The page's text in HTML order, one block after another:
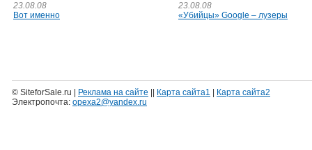
23.08.08
Вот именно
23.08.08
«Убийцы» Google – лузеры
© SiteforSale.ru | Реклама на сайте Карта сайта1
Карта сайта2
Электропочта: opexa2@yandex.ru